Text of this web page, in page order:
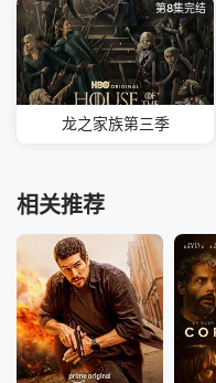
第8集完结
龙之家族第三季
相关推荐